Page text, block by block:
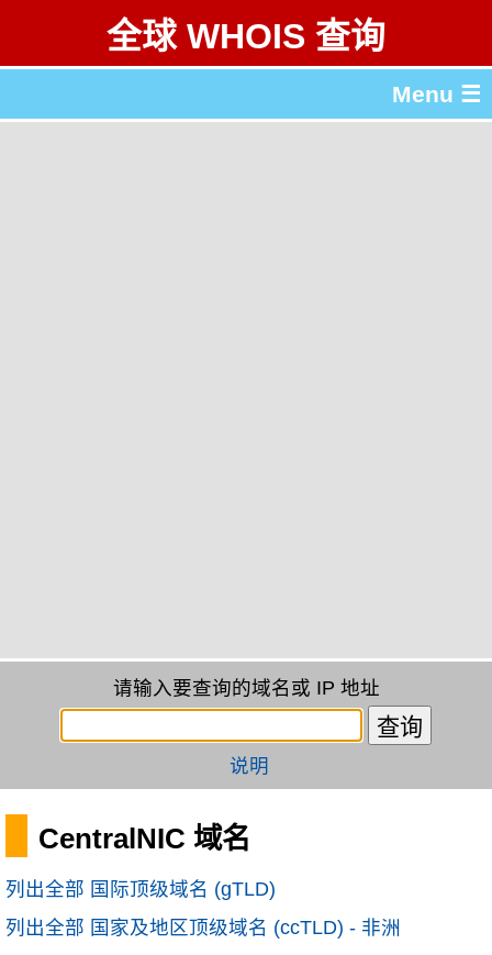
全球 WHOIS 查询
Menu ☰
请输入要查询的域名或 IP 地址
说明
CentralNIC 域名
列出全部 国际顶级域名 (gTLD)
列出全部 国家及地区顶级域名 (ccTLD) - 非洲